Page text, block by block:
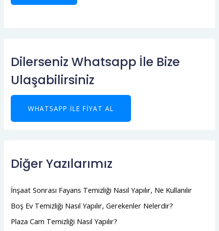
Dilerseniz Whatsapp İle Bize
Ulaşabilirsiniz
WHATSAPP ILE FIYAT AL
Diğer Yazılarımız
İnşaat Sonrası Fayans Temizliği Nasıl Yapılır, Ne Kullanılır
Boş Ev Temizliği Nasıl Yapılır, Gerekenler Nelerdir?
Plaza Cam Temizliği Nasıl Yapılır?